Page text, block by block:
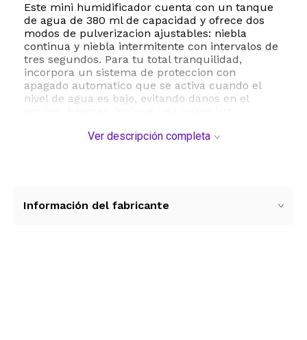
Este mini humidificador cuenta con un tanque
de agua de 380 ml de capacidad y ofrece dos
modos de pulverizacion ajustables: niebla
continua y niebla intermitente con intervalos de
tres segundos. Para tu total tranquilidad,
incorpora un sistema de proteccion con
apagado automatico que se activa cuando el
nivel de agua es bajo, evitando danos en el
calida y relajante, perfecta para conciliar el
puedes conectarlo a tu computadora, bateria
Ver descripción completa
Información del fabricante